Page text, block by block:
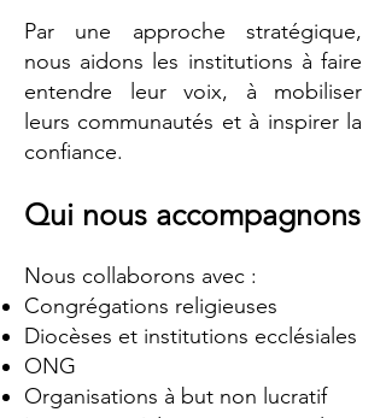
Par une approche stratégique,
nous aidons les institutions à faire
entendre leur voix, à mobiliser
leurs communautés et à inspirer la
confiance.
Qui nous accompagnons
Nous collaborons avec :
Congrégations religieuses
Diocèses et institutions ecclésiales
ONG
Organisations à but non lucratif